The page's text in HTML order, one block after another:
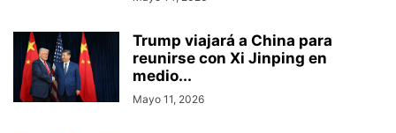
Trump viajará a China para
reunirse con Xi Jinping en
medio...
Mayo 11, 2026